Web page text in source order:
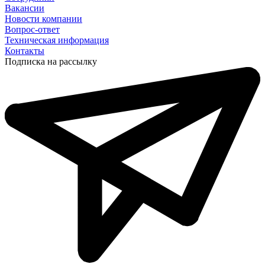
Вакансии
Новости компании
Вопрос-ответ
Техническая информация
Контакты
Подписка на рассылку